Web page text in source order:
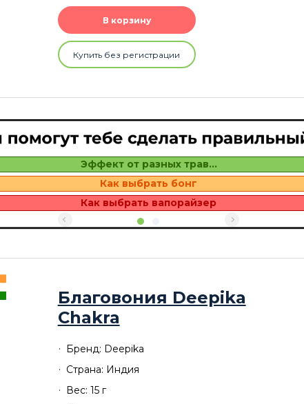
В корзину
Купить без регистрации
Эффект от разных трав…
Как выбрать бонг
Как выбрать вапорайзер
Благовония Deepika
Chakra
Бренд: Deepika
Страна: Индия
Вес: 15 г